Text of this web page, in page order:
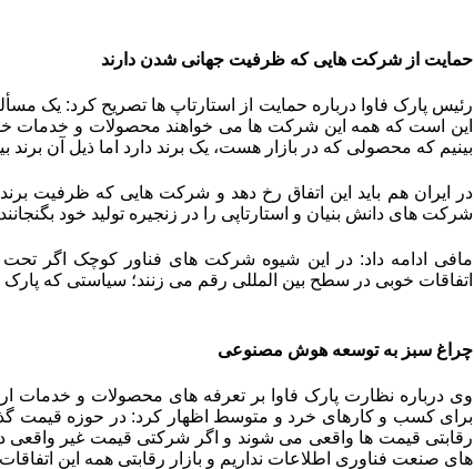
حمایت از شرکت هایی که ظرفیت جهانی شدن دارند
رئیس پارک فاوا درباره حمایت از استارتاپ ها تصریح کرد: یک
این است که همه این شرکت ها می خواهند محصولات و خدمات
بینیم که محصولی که در بازار هست، یک برند دارد اما ذیل آن
در ایران هم باید این اتفاق رخ دهد و شرکت هایی که ظرفیت
شرکت های دانش بنیان و استارتاپی را در زنجیره تولید خود بگنجانند
مافی ادامه داد: در این شیوه شرکت های فناور کوچک اگر
اتفاقات خوبی در سطح بین المللی رقم می زنند؛ سیاستی که
چراغ سبز به توسعه هوش مصنوعی
وی درباره نظارت پارک فاوا بر تعرفه های محصولات و خدمات
برای کسب و کارهای خرد و متوسط اظهار کرد: در حوزه قیمت
رقابتی قیمت ها واقعی می شوند و اگر شرکتی قیمت غیر
های صنعت فناوری اطلاعات نداریم و بازار رقابتی همه این